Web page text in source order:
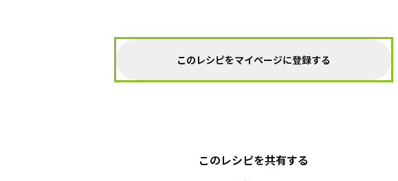
このレシピをマイページに登録する
このレシピを共有する